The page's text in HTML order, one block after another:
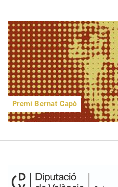
Premi Bernat Capó